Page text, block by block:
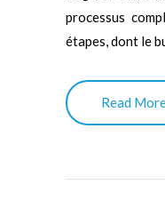
processus
étapes, dont le
Read